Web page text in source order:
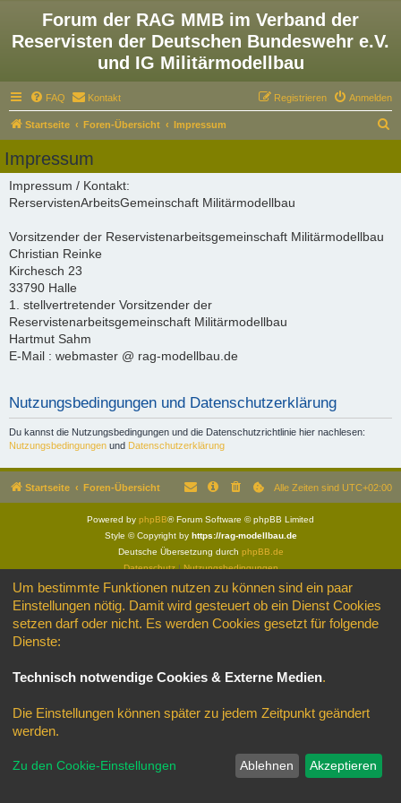
Forum der RAG MMB im Verband der
Reservisten der Deutschen Bundeswehr e.V.
und IG Militärmodellbau
FAQ Kontakt Anmelden
Registrieren
Startseite Foren-Übersicht Impressum
Impressum
Impressum / Kontakt:
RerservistenArbeitsGemeinschaft Militärmodellbau
Vorsitzender der Reservistenarbeitsgemeinschaft Militärmodellbau
Christian Reinke
Kirchesch 23
33790 Halle
1. stellvertretender Vorsitzender der
Reservistenarbeitsgemeinschaft Militärmodellbau
Hartmut Sahm
E-Mail : webmaster @ rag-modellbau.de
Nutzungsbedingungen und Datenschutzerklärung
Du kannst die Nutzungsbedingungen und die Datenschutzrichtlinie hier nachlesen:
Nutzungsbedingungen und Datenschutzerklärung
Startseite Foren-Übersicht Alle Zeiten sind UTC+02:00
Powered by phpBB® Forum Software © phpBB Limited
Style © Copyright by https://rag-modellbau.de
Deutsche Übersetzung durch phpBB.de
Datenschutz|Nutzungsbedingungen
Um bestimmte Funktionen nutzen zu können sind ein paar
Einstellungen nötig. Damit wird gesteuert ob ein Dienst Cookies
setzen darf oder nicht. Es werden Cookies gesetzt für folgende
Dienste:
Technisch notwendige Cookies & Externe Medien.
Die Einstellungen können später zu jedem Zeitpunkt geändert
werden.
Zu den Cookie-Einstellungen Ablehnen Akzeptieren